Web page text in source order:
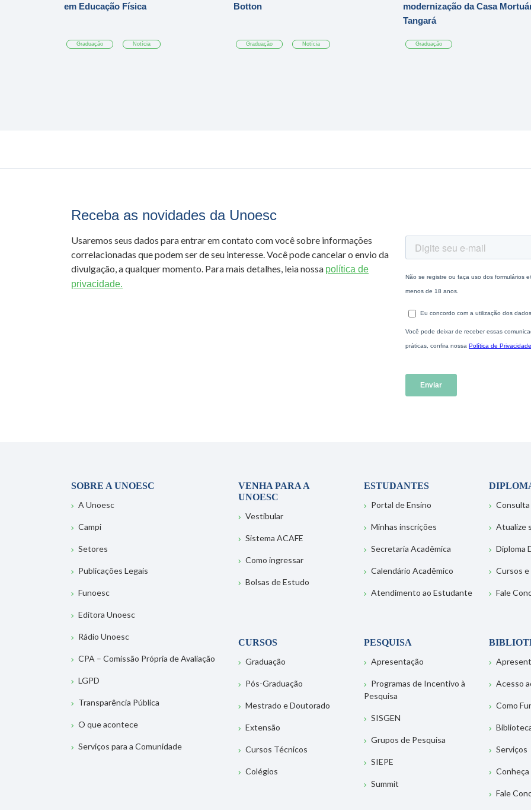
em Educação Física
Graduação Notícia
Botton
Graduação Notícia
modernização da Casa
Tangará
Graduação
Receba as novidades da Unoesc
Usaremos seus dados para entrar em contato com você sobre informações
correlacionadas que podem ser de seu interesse. Você pode cancelar o envio da
divulgação, a qualquer momento. Para mais detalhes, leia nossa política de
privacidade.
SOBRE A UNOESC
A Unoesc
Campi
Setores
Publicações Legais
Funoesc
Editora Unoesc
Rádio Unoesc
CPA – Comissão Própria de Avaliação
LGPD
Transparência Pública
O que acontece
Serviços para a Comunidade
VENHA PARA A
UNOESC
Vestibular
Sistema ACAFE
Como ingressar
Bolsas de Estudo
ESTUDANTES
Portal de Ensino
Minhas inscrições
Secretaria Acadêmica
Calendário Acadêmico
Atendimento ao Estudante
Consulta
Atualize
Diploma
Cursos
Fale
CURSOS
Graduação
Pós-Graduação
Mestrado e Doutorado
Extensão
Cursos Técnicos
Colégios
PESQUISA
Apresentação
Programas de Incentivo à
Pesquisa
SISGEN
Grupos de Pesquisa
SIEPE
Summit
Acesso
Como
Serviços
Fale